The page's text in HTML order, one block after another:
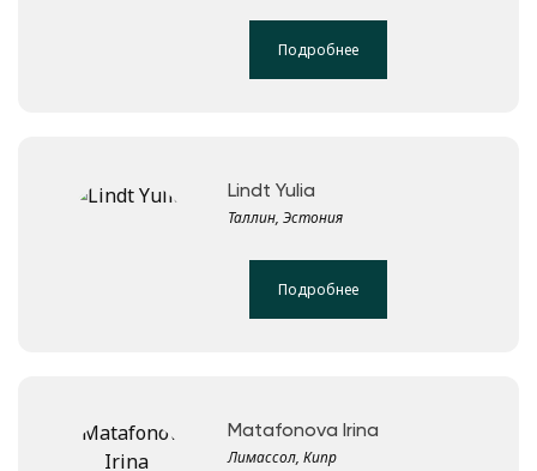
Подробнее
Lindt Yulia
Таллин, Эстония
Подробнее
Matafonova Irina
Лимассол, Кипр